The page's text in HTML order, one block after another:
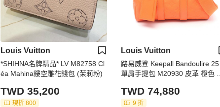
Louis Vuitton
*SHIHNA名牌精品* LV M82758 Cl
éa Mahina鏤空雕花錢包 (茉莉粉)
TWD 35,200
現折 800
Louis Vuitton
路易威登 Keepall Bandoulire 25
單肩手提包 M20930 皮革 橙色 二
TWD 74,880
9 折